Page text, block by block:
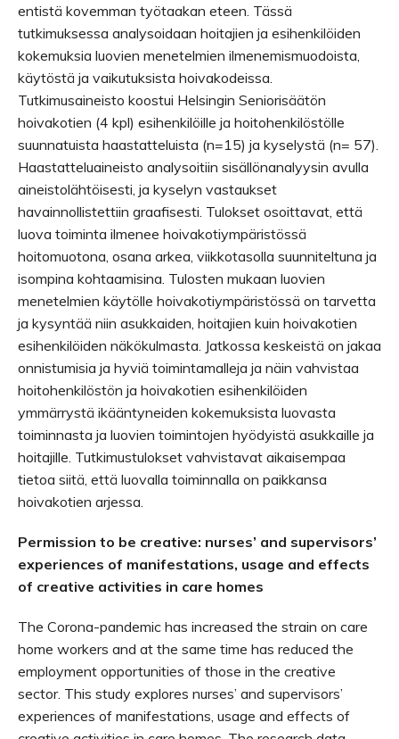
entistä kovemman työtaakan eteen. Tässä
tutkimuksessa analysoidaan hoitajien ja esihenkilöiden
kokemuksia luovien menetelmien ilmenemismuodoista,
käytöstä ja vaikutuksista hoivakodeissa.
Tutkimusaineisto koostui Helsingin Seniorisäätön
hoivakotien (4 kpl) esihenkilöille ja hoitohenkilöstölle
suunnatuista haastatteluista (n=15) ja kyselystä (n= 57).
Haastatteluaineisto analysoitiin sisällönanalyysin avulla
aineistolähtöisesti, ja kyselyn vastaukset
havainnollistettiin graafisesti. Tulokset osoittavat, että
luova toiminta ilmenee hoivakotiympäristössä
hoitomuotona, osana arkea, viikkotasolla suunniteltuna ja
isompina kohtaamisina. Tulosten mukaan luovien
menetelmien käytölle hoivakotiympäristössä on tarvetta
ja kysyntää niin asukkaiden, hoitajien kuin hoivakotien
esihenkilöiden näkökulmasta. Jatkossa keskeistä on jakaa
onnistumisia ja hyviä toimintamalleja ja näin vahvistaa
hoitohenkilöstön ja hoivakotien esihenkilöiden
ymmärrystä ikääntyneiden kokemuksista luovasta
toiminnasta ja luovien toimintojen hyödyistä asukkaille ja
hoitajille. Tutkimustulokset vahvistavat aikaisempaa
tietoa siitä, että luovalla toiminnalla on paikkansa
hoivakotien arjessa.
Permission to be creative: nurses’ and supervisors’
experiences of manifestations, usage and effects
of creative activities in care homes
The Corona-pandemic has increased the strain on care
home workers and at the same time has reduced the
employment opportunities of those in the creative
sector. This study explores nurses’ and supervisors’
experiences of manifestations, usage and effects of